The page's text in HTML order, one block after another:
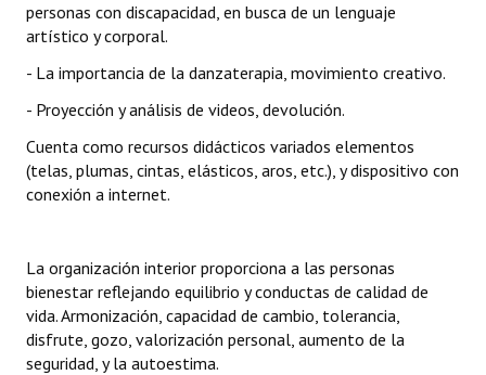
personas con discapacidad, en busca de un lenguaje
artístico y corporal.
- La importancia de la danzaterapia, movimiento creativo.
- Proyección y análisis de videos, devolución.
Cuenta como recursos didácticos variados elementos
(telas, plumas, cintas, elásticos, aros, etc.), y dispositivo con
conexión a internet.
La organización interior proporciona a las personas
bienestar reflejando equilibrio y conductas de calidad de
vida. Armonización, capacidad de cambio, tolerancia,
disfrute, gozo, valorización personal, aumento de la
seguridad, y la autoestima.